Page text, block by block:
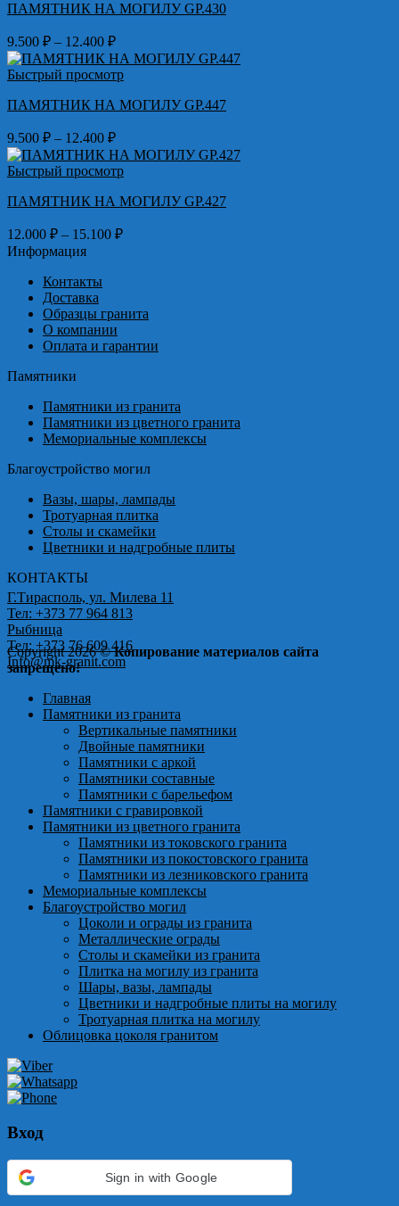
15.100 ₽
ПАМЯТНИК НА МОГИЛУ GP.430
9.500 ₽ – 12.400 ₽Диапазон
цен:
9.500 ₽
12.400 ₽
Быстрый просмотр
ПАМЯТНИК НА МОГИЛУ GP.447
9.500 ₽ – 12.400 ₽Диапазон
цен:
9.500 ₽
12.400 ₽
Быстрый просмотр
ПАМЯТНИК НА МОГИЛУ GP.427
12.000 ₽ – 15.100 ₽Диапазон
Информация
Контакты
Доставка
Образцы гранита
О компании
Оплата и гарантии
Памятники
Памятники из гранита
Памятники из цветного гранита
Мемориальные комплексы
Благоустройство могил
Вазы, шары, лампады
Тротуарная плитка
Столы и скамейки
Цветники и надгробные плиты
КОНТАКТЫ
Г.Тирасполь, ул. Милева 11
Тел: +373 77 964 813
Рыбница
Тел: +373 76 609 416
Info@mk-granit.com
Copyright 2026 ©Копирование материалов сайта
запрещено!
Главная
Памятники из гранита
Вертикальные памятники
Двойные памятники
Памятники с аркой
Памятники составные
Памятники с барельефом
Памятники с гравировкой
Памятники из цветного гранита
Памятники из токовского гранита
Памятники из покостовского гранита
Памятники из лезниковского гранита
Мемориальные комплексы
Благоустройство могил
Цоколи и ограды из гранита
Металлические ограды
Столы и скамейки из гранита
Плитка на могилу из гранита
Шары, вазы, лампады
Цветники и надгробные плиты на могилу
Тротуарная плитка на могилу
Облицовка цоколя гранитом
Вход
Sign in with Google